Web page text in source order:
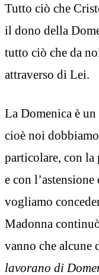
Tutto ciò che
il dono della
tutto ciò che da
attraverso di Lei.
La Domenica è
cioè noi
particolare, con la
e con
vogliamo
Madonna
vanno che alcune
lavorano di